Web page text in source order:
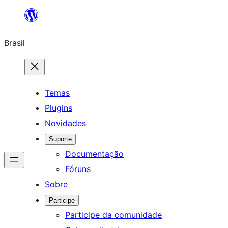
o
conteúdo
Brasil
Temas
Plugins
Novidades
Suporte
Documentação
Fóruns
Sobre
Participe
Participe da comunidade